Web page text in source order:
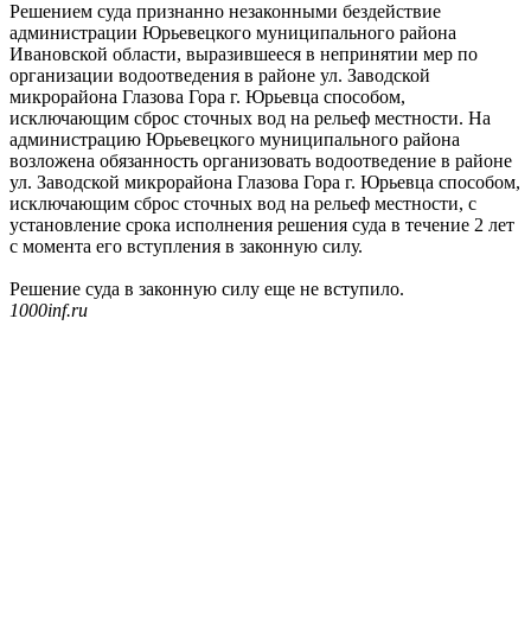
Решением суда признанно незаконными бездействие
администрации Юрьевецкого муниципального района
Ивановской области, выразившееся в непринятии мер по
организации водоотведения в районе ул. Заводской
микрорайона Глазова Гора г. Юрьевца способом,
исключающим сброс сточных вод на рельеф местности. На
администрацию Юрьевецкого муниципального района
возложена обязанность организовать водоотведение в районе
ул. Заводской микрорайона Глазова Гора г. Юрьевца способом,
исключающим сброс сточных вод на рельеф местности, с
установление срока исполнения решения суда в течение 2 лет
с момента его вступления в законную силу.
Решение суда в законную силу еще не вступило.
1000inf.ru